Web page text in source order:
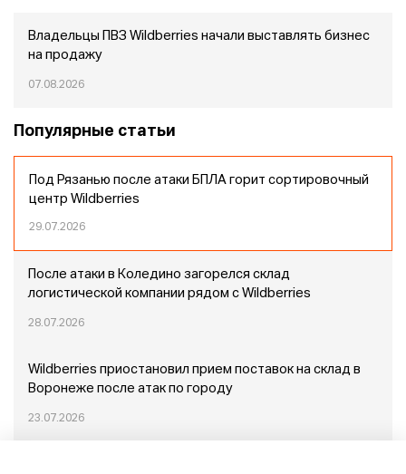
Владельцы ПВЗ Wildberries начали выставлять бизнес
на продажу
07.08.2026
Популярные статьи
Под Рязанью после атаки БПЛА горит сортировочный
центр Wildberries
29.07.2026
После атаки в Коледино загорелся склад
логистической компании рядом с Wildberries
28.07.2026
Wildberries приостановил прием поставок на склад в
Воронеже после атак по городу
23.07.2026